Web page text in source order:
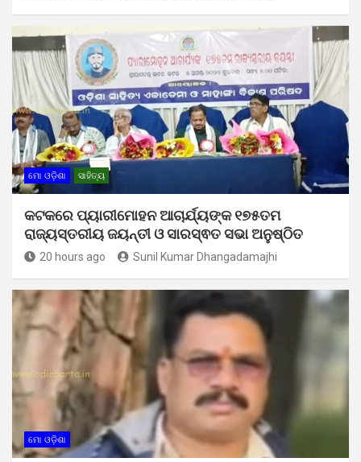
ମୋ ଓଡ଼ିଶା ସାହିତ୍ୟ
କଟକରେ ପ୍ୟାରୀମୋହନ ଆଚାର୍ଯ୍ୟଙ୍କ ୧୭୫ତମ
ରାଜ୍ୟସ୍ତରୀୟ ଜୟନ୍ତୀ ଓ ସାରସ୍ଵତ ସଭା ଅନୁଷ୍ଠିତ
20 hours ago Sunil Kumar Dhangadamajhi
ମୋ ଓଡ଼ିଶା